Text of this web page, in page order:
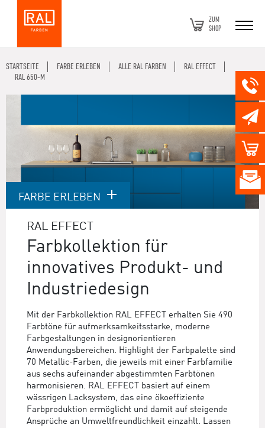
ZUM
SHOP
STARTSEITE FARBE ERLEBEN ALLE RAL FARBEN
RAL EFFECT
RAL 650-M
FARBE ERLEBEN
RAL EFFECT
Farbkollektion für
innovatives Produkt- und
Industriedesign
Mit der Farbkollektion RAL EFFECT erhalten Sie 490
Farbtöne für aufmerksamkeitsstarke, moderne
Farbgestaltungen in designorientieren
Anwendungsbereichen. Highlight der Farbpalette sind
70 Metallic-Farben, die jeweils mit einer Farbfamilie
aus sechs aufeinander abgestimmten Farbtönen
harmonisieren. RAL EFFECT basiert auf einem
wässrigen Lacksystem, das eine ökoeffiziente
Farbproduktion ermöglicht und damit auf steigende
Ansprüche an Umweltfreundlichkeit einzahlt. Lassen